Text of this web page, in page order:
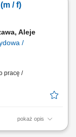
dzielić się wiedzą i
z biznesem
/ f)
Aleje
/
pracę /
pokaż opis
Architekt IT do